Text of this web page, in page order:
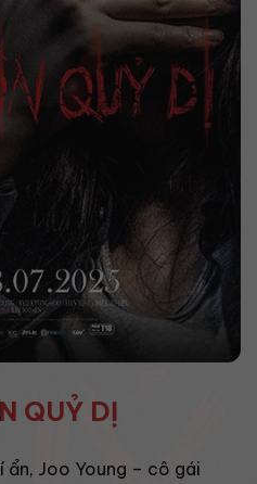
QUỶ DỊ
ẩn, Joo Young – cô gái